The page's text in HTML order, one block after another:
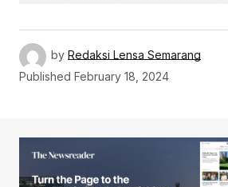
by Redaksi Lensa Semarang
Published February 18, 2024